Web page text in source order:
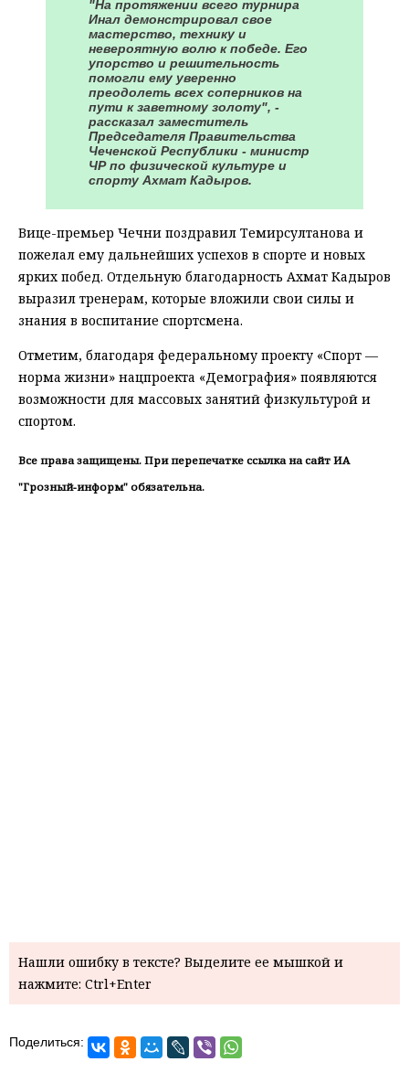
"На протяжении всего турнира
Инал демонстрировал свое
мастерство, технику и
невероятную волю к победе. Его
упорство и решительность
помогли ему уверенно
преодолеть всех соперников на
пути к заветному золоту", -
рассказал заместитель
Председателя Правительства
Чеченской Республики - министр
ЧР по физической культуре и
спорту Ахмат Кадыров.
Вице-премьер Чечни поздравил Темирсултанова и
пожелал ему дальнейших успехов в спорте и новых
ярких побед. Отдельную благодарность Ахмат Кадыров
выразил тренерам, которые вложили свои силы и
знания в воспитание спортсмена.
Отметим, благодаря федеральному проекту «Спорт —
норма жизни» нацпроекта «Демография» появляются
возможности для массовых занятий физкультурой и
спортом.
Все права защищены. При перепечатке ссылка на сайт ИА
"Грозный-информ" обязательна.
Нашли ошибку в тексте? Выделите ее мышкой и
нажмите: Ctrl+Enter
Поделиться: